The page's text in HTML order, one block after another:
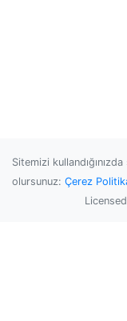
Sitemizi
olursunuz: Çerez